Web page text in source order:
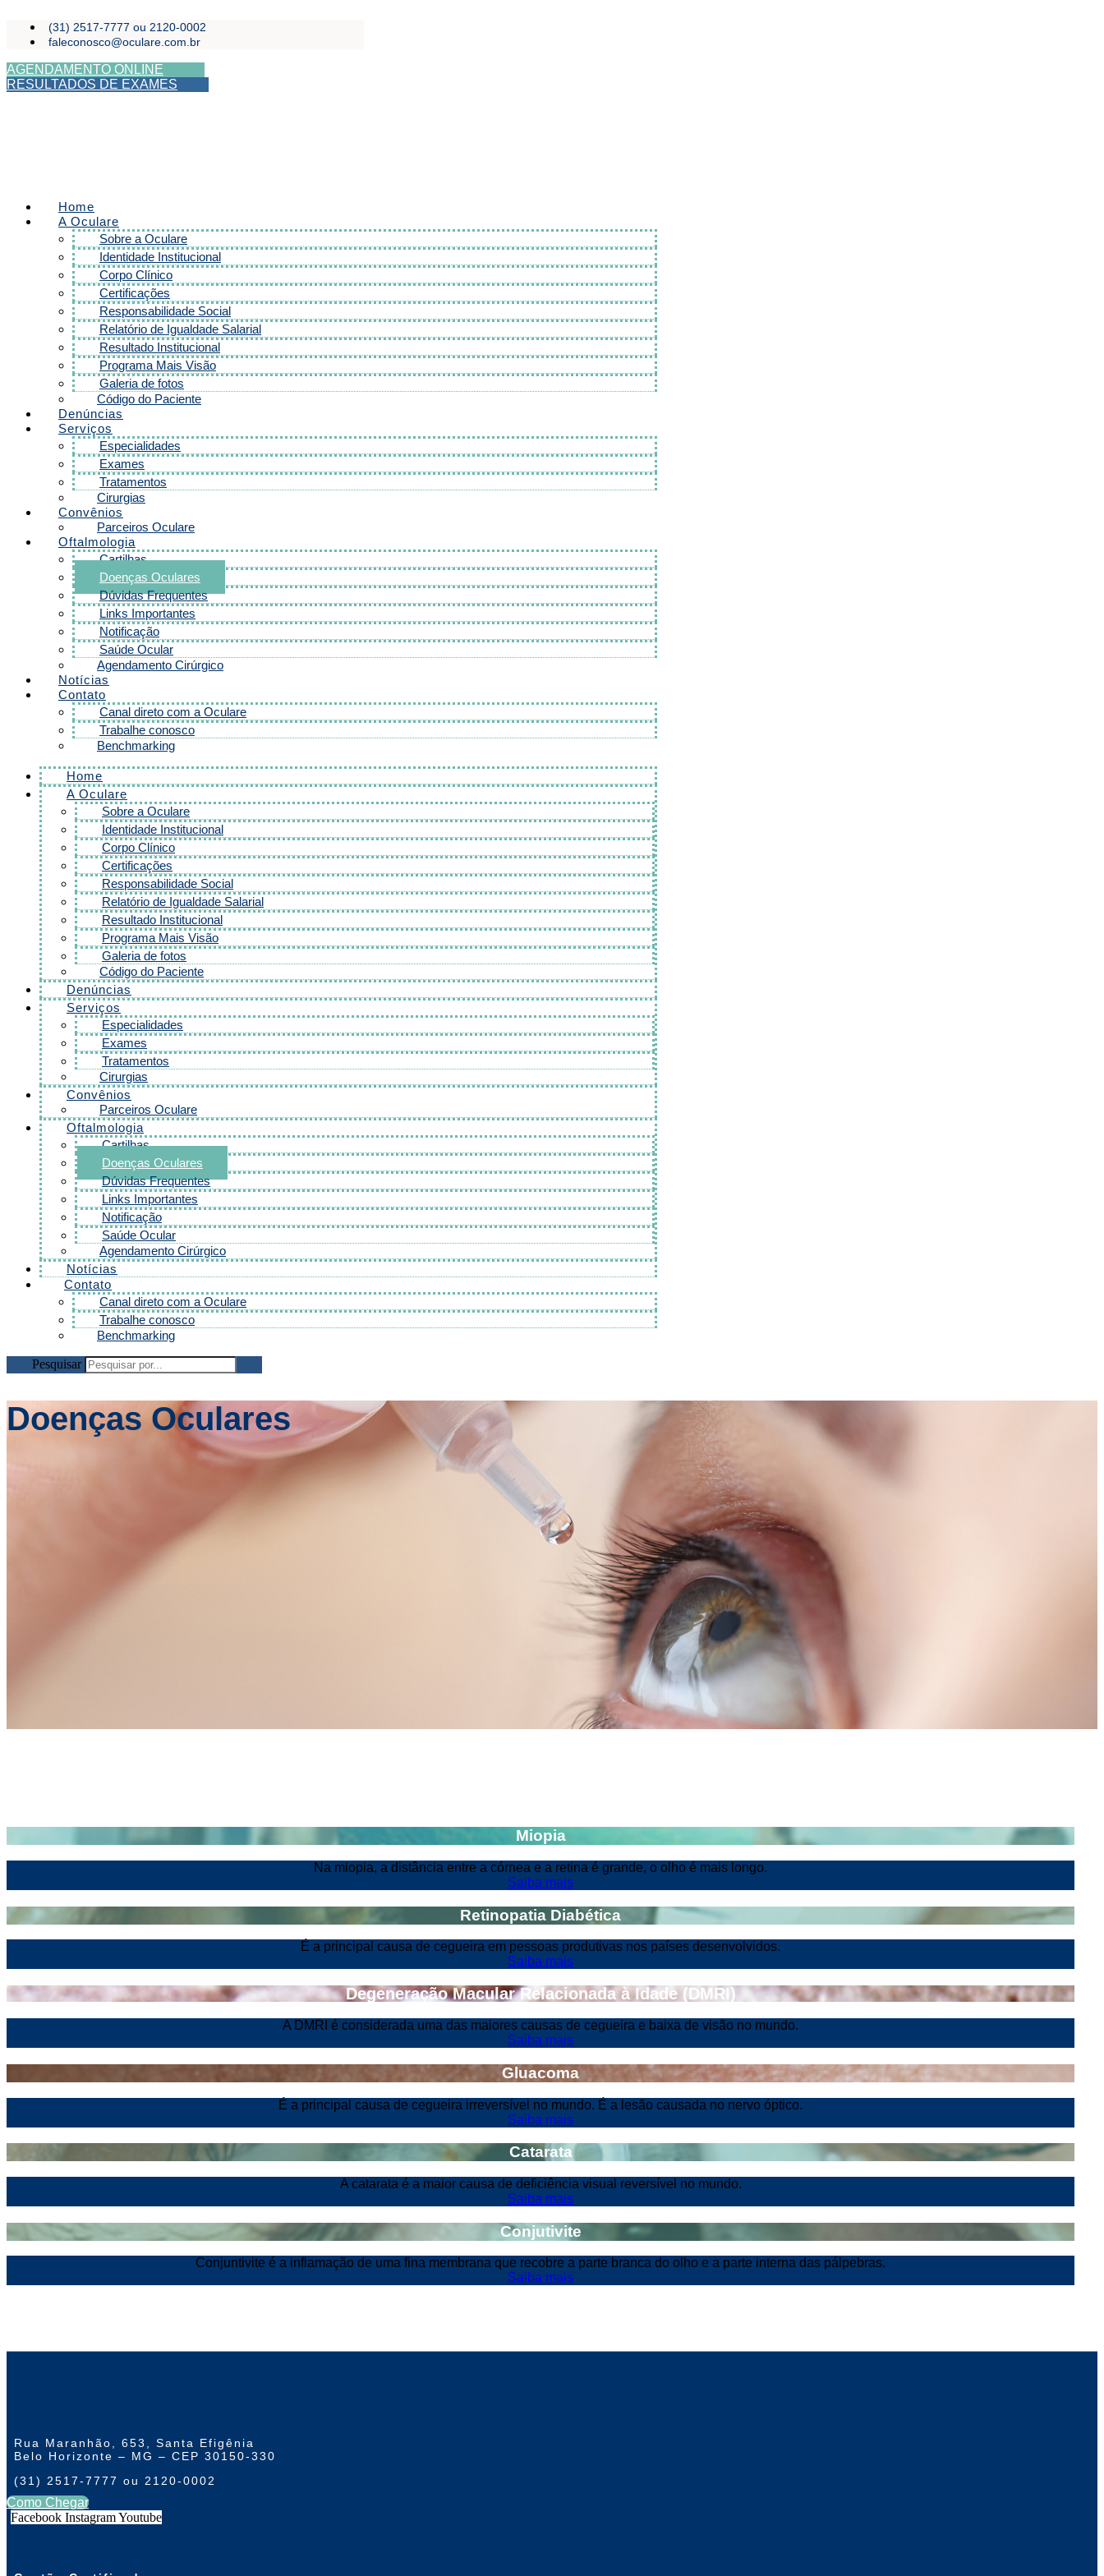
(31) 2517-7777 ou 2120-0002
faleconosco@oculare.com.br
AGENDAMENTO ONLINE
RESULTADOS DE EXAMES
Home
A Oculare
Sobre a Oculare
Identidade Institucional
Corpo Clínico
Certificações
Responsabilidade Social
Relatório de Igualdade Salarial
Resultado Institucional
Programa Mais Visão
Galeria de fotos
Código do Paciente
Denúncias
Serviços
Especialidades
Exames
Tratamentos
Cirurgias
Convênios
Parceiros Oculare
Oftalmologia
Cartilhas
Doenças Oculares
Dúvidas Frequentes
Links Importantes
Notificação
Saúde Ocular
Agendamento Cirúrgico
Notícias
Contato
Canal direto com a Oculare
Trabalhe conosco
Benchmarking
Home
A Oculare
Sobre a Oculare
Identidade Institucional
Corpo Clínico
Certificações
Responsabilidade Social
Relatório de Igualdade Salarial
Resultado Institucional
Programa Mais Visão
Galeria de fotos
Código do Paciente
Denúncias
Serviços
Especialidades
Exames
Tratamentos
Cirurgias
Convênios
Parceiros Oculare
Oftalmologia
Cartilhas
Doenças Oculares
Dúvidas Frequentes
Links Importantes
Notificação
Saúde Ocular
Agendamento Cirúrgico
Notícias
Contato
Canal direto com a Oculare
Trabalhe conosco
Benchmarking
Pesquisar
Doenças Oculares
Miopia
Na miopia, a distância entre a córnea e a retina é grande, o olho é mais longo.
Saiba mais
Retinopatia Diabética
É a principal causa de cegueira em pessoas produtivas nos países desenvolvidos.
Saiba mais
Degeneração Macular Relacionada à Idade (DMRI)
A DMRI é considerada uma das maiores causas de cegueira e baixa de visão no mundo.
Saiba mais
Gluacoma
É a principal causa de cegueira irreversível no mundo. É a lesão causada no nervo óptico.
Saiba mais
Catarata
A catarata é a maior causa de deficiência visual reversível no mundo.
Saiba mais
Conjutivite
Conjuntivite é a inflamação de uma fina membrana que recobre a parte branca do olho e a parte interna das pálpebras.
Saiba mais
Rua Maranhão, 653, Santa Efigênia
Belo Horizonte – MG – CEP 30150-330
(31) 2517-7777 ou 2120-0002
Como Chegar
Facebook InstagramYoutube